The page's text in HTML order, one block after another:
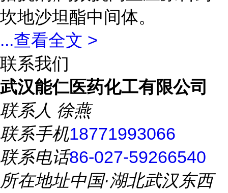
坎地沙坦酯中间体。
...查看全文 >
联系我们
武汉能仁医药化工有限公司
联系人 徐燕
联系手机18771993066
联系电话86-027-59266540
所在地址中国·湖北武汉东西